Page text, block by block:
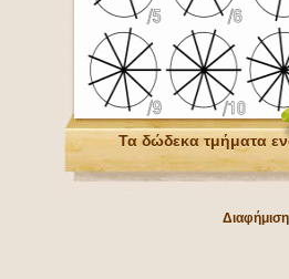
Τα δώδεκα τμήματα
Διαφήμιση